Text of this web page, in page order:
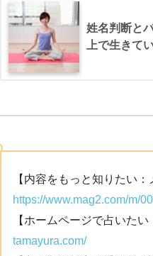
姓名判断と
上で生きて
【内容をもっと知りたい：
https://www.mag2.com/m/
【ホームページで占いたい
tamayura.com/